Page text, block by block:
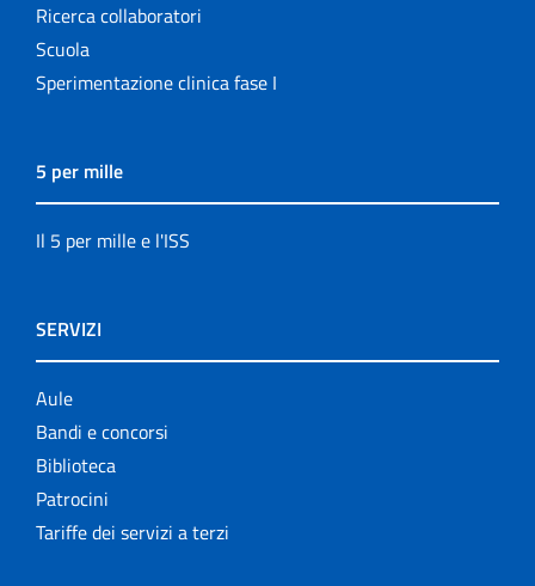
Ricerca collaboratori
Scuola
Sperimentazione clinica fase I
5 per mille
Il 5 per mille e l'ISS
SERVIZI
Aule
Bandi e concorsi
Biblioteca
Patrocini
Tariffe dei servizi a terzi